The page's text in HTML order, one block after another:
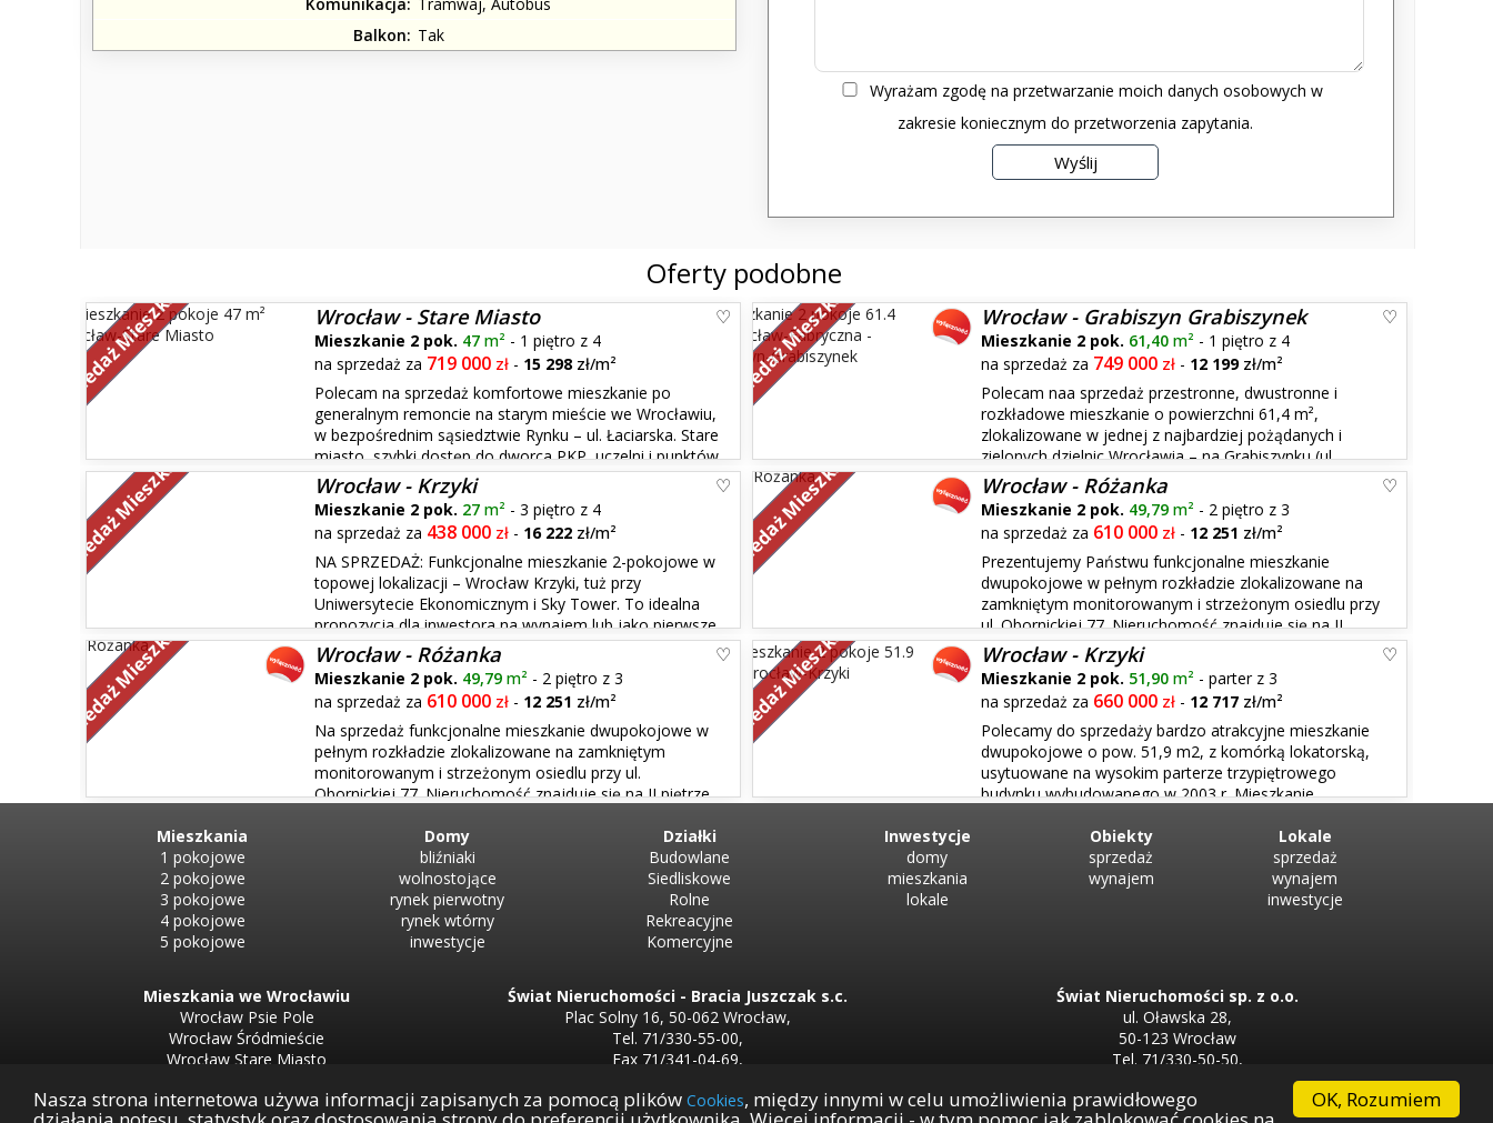
OK, Rozumiem
Nasza strona internetowa używa informacji zapisanych za pomocą plików Cookies, między innymi w celu umożliwienia prawidłowego
Balkon
Tak
Wyrażam zgodę na przetwarzanie moich danych osobowych w
zakresie koniecznym do przetworzenia zapytania.
Oferty podobne
Sprzedaż Mieszkań Wrocław - Stare Miasto
Mieszkanie 2 pok. 47 m² - 1 piętro z 4
na sprzedaż za 719 000 zł - 15 298 zł/m²
Polecam na sprzedaż komfortowe mieszkanie po
generalnym remoncie na starym mieście we Wrocławiu,
w bezpośrednim sąsiedztwie Rynku – ul. Łaciarska. Stare
miasto, szybki dostęp do dworca PKP, uczelni i punktów
usługowych. Powierzchnia: 46 m² | 1 piętro | balkon (loggia) | piwnica 4 m² Rozkład
mieszkan...
Sprzedaż Mieszkań Wrocław - Grabiszyn Grabiszynek
Mieszkanie 2 pok. 61,40 m² - 1 piętro z 4
na sprzedaż za 749 000 zł - 12 199 zł/m²
Polecam naa sprzedaż przestronne, dwustronne i
rozkładowe mieszkanie o powierzchni 61,4 m²,
zlokalizowane w jednej z najbardziej pożądanych i
zielonych dzielnic Wrocławia – na Grabiszynku (ul.
Inżynierska). Lokal znajduje się na idealnym 1. piętrze w zadbanym, 4-piętrowym
budynku z 1960 roku, który ...
Sprzedaż Mieszkań Wrocław - Krzyki
Mieszkanie 2 pok. 27 m² - 3 piętro z 4
na sprzedaż za 438 000 zł - 16 222 zł/m²
NA SPRZEDAŻ: Funkcjonalne mieszkanie 2-pokojowe w
topowej lokalizacji – Wrocław Krzyki, tuż przy
Uniwersytecie Ekonomicznym i Sky Tower. To idealna
propozycja dla inwestora na wynajem lub jako pierwsze
mieszkanie na start. LOKALIZACJA: ul. Komandorska (Wrocław, Krzyki / Powstańców
Śląskich) 1 m...
Sprzedaż Mieszkań Wrocław - Różanka
Mieszkanie 2 pok. 49,79 m² - 2 piętro z 3
na sprzedaż za 610 000 zł - 12 251 zł/m²
Prezentujemy Państwu funkcjonalne mieszkanie
dwupokojowe w pełnym rozkładzie zlokalizowane na
zamkniętym monitorowanym i strzeżonym osiedlu przy
ul. Obornickiej 77. Nieruchomość znajduje się na II
piętrze niskiego budynku i składa się z salonu z wyjściem na przestronny balkon,
sypialni, oddzielnej ...
Sprzedaż Mieszkań Wrocław - Różanka
Mieszkanie 2 pok. 49,79 m² - 2 piętro z 3
na sprzedaż za 610 000 zł - 12 251 zł/m²
Na sprzedaż funkcjonalne mieszkanie dwupokojowe w
pełnym rozkładzie zlokalizowane na zamkniętym
monitorowanym i strzeżonym osiedlu przy ul.
Obornickiej 77. Nieruchomość znajduje się na II piętrze
oddzielnej kuchni z ...
Sprzedaż Mieszkań Wrocław - Krzyki
Mieszkanie 2 pok. 51,90 m² - parter z 3
na sprzedaż za 660 000 zł - 12 717 zł/m²
Polecamy do sprzedaży bardzo atrakcyjne mieszkanie
dwupokojowe o pow. 51,9 m2, z komórką lokatorską,
usytuowane na wysokim parterze trzypiętrowego
budynku wybudowanego w 2003 r. Mieszkanie
dobry. W sąsiedztwie budynki mies...
Mieszkania
1 pokojowe
2 pokojowe
3 pokojowe
4 pokojowe
5 pokojowe
Domy
bliźniaki
wolnostojące
rynek pierwotny
rynek wtórny
inwestycje
Działki
Budowlane
Siedliskowe
Rolne
Rekreacyjne
Komercyjne
Inwestycje
domy
mieszkania
lokale
Obiekty
sprzedaż
wynajem
Lokale
sprzedaż
wynajem
inwestycje
Mieszkania we Wrocławiu
Wrocław Psie Pole
Wrocław Śródmieście
Wrocław Stare Miasto
Wrocław Fabryczna
Świat Nieruchomości - Bracia Juszczak s.c.
Plac Solny 16, 50-062 Wrocław,
Tel. 71/330-55-00,
Fax 71/341-04-69,
REGON 932851943
Świat Nieruchomości sp. z o.o.
ul. Oławska 28,
50-123 Wrocław
Tel. 71/330-50-50,